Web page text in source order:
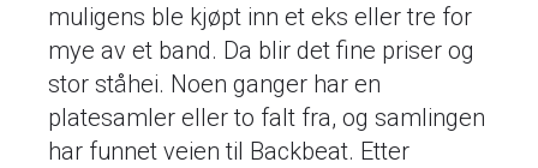
muligens ble kjøpt inn et eks eller tre for
mye av et band. Da blir det fine priser og
stor ståhei. Noen ganger har en
platesamler eller to falt fra, og samlingen
har funnet veien til Backbeat. Etter